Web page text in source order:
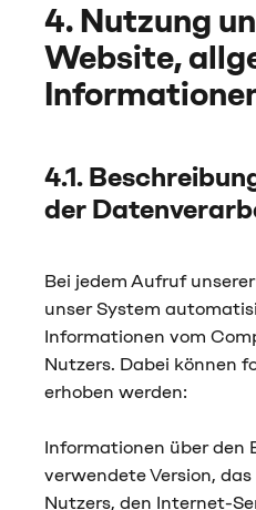
4. Nutzung
Website,
4.1.
der
Bei jedem Aufruf
unser System
Informationen vom
Nutzers. Dabei können
erhoben werden:
Informationen über den
verwendete Version,
Nutzers, den Internet-